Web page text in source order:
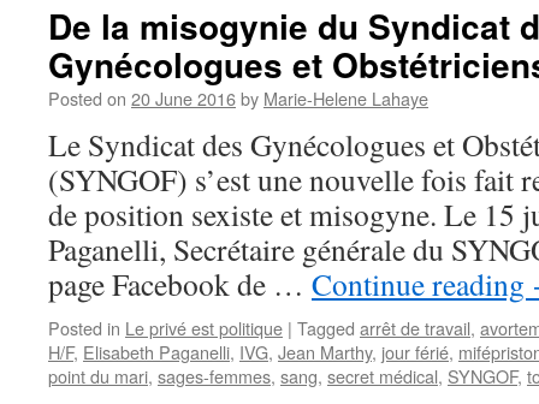
De la misogynie du Syndicat
Gynécologues et
Posted on 20 June 2016by Marie-Helene Lahaye
Le Syndicat des Gynécologues et
(SYNGOF) s’est une nouvelle fois fait
de position sexiste et misogyne. Le 15
Paganelli, Secrétaire générale du
page Facebook de … Continue reading
Posted in Le privé est politique | Tagged arrêt de travail,
H/F, Elisabeth Paganelli, IVG, Jean Marthy, jour férié,
point du mari, sages-femmes, sang, secret médical, SYNGOF,